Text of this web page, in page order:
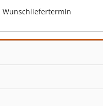
Wunschliefertermin